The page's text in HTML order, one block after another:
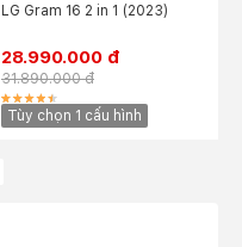
LG Gram 16 2 in 1 (2023)
28.990.000 đ
31.890.000 đ
Tùy chọn 1 cấu hình